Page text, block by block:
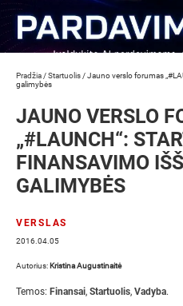
Pradžia /Startuolis /Jauno verslo forumas
galimybės
JAUNO VERSLO
„#LAUNCH“:
FINANSAVIMO
GALIMYBĖS
VERSLAS
2016.04.05
Autorius: Kristina Augustinaitė
Temos: Finansai, Startuolis, Vadyba.